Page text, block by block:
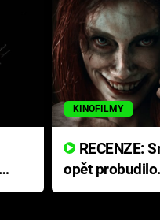
KINOFILMY
opět
přichází s